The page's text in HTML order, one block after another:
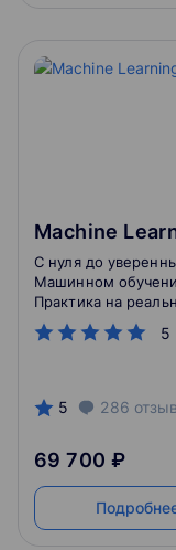
Machine
5
С нуля до
Машинном
Практика на
5 286
69 700 ₽